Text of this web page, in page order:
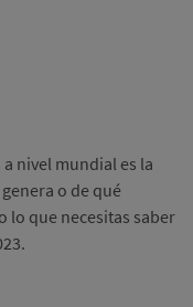
nivel mundial es la
o de qué
lo que necesitas saber